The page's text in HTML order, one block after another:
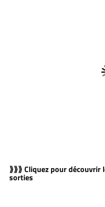
⟫⟫⟫ Cliquez pour découvrir
sorties